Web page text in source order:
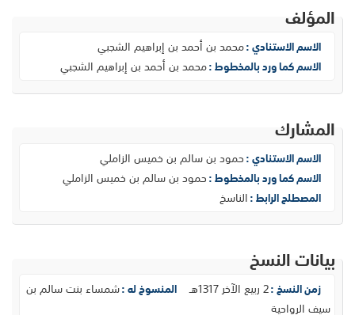
المؤلف
الاسم الاستنادي :محمد بن أحمد بن إبراهيم الشجبي
الاسم كما ورد بالمخطوط :محمد بن أحمد بن إبراهيم الشجبي
المشارك
الاسم الاستنادي :حمود بن سالم بن خميس الزاملي
الاسم كما ورد بالمخطوط :حمود بن سالم بن خميس الزاملي
المصطلح الرابط :الناسخ
بيانات النسخ
زمن النسخ :2 ربيع الآخر 1317هـ المنسوخ له :شمساء بنت سالم بن
سيف الرواحية